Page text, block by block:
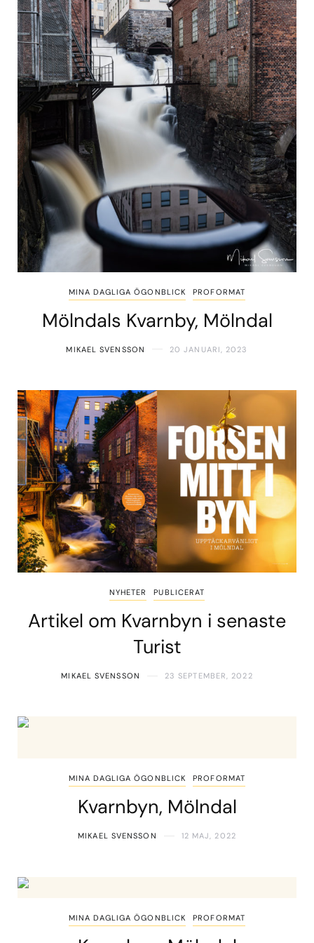
MINA DAGLIGA ÖGONBLICK PROFORMAT
Mölndals Kvarnby, Mölndal
MIKAEL SVENSSON 20 JANUARI, 2023
NYHETER PUBLICERAT
Artikel om Kvarnbyn i senaste
Turist
MIKAEL SVENSSON 23 SEPTEMBER, 2022
MINA DAGLIGA ÖGONBLICK PROFORMAT
Kvarnbyn, Mölndal
MIKAEL SVENSSON 12 MAJ, 2022
MINA DAGLIGA ÖGONBLICK PROFORMAT